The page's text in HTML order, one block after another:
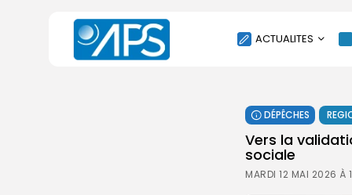
ACTUALITES
SOCIÉTÉ
ÉCONOMIE
CULTURE
DÉPÊCHES
Vers la
sociale
MARDI 12 MAI 2026 À